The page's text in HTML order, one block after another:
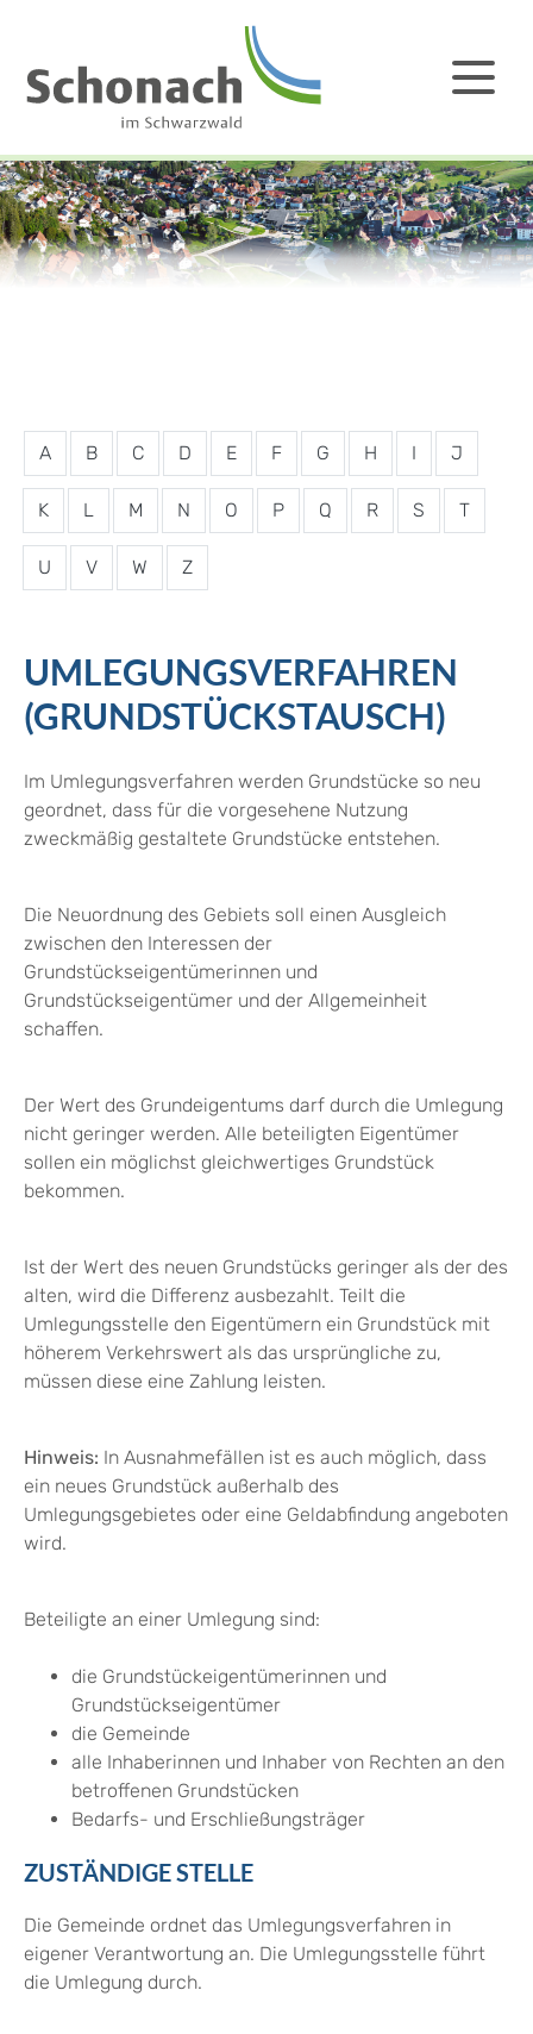
A B C D E F G H I J
K L M N O P Q R S T
U V W Z
UMLEGUNGSVERFAHREN
(GRUNDSTÜCKSTAUSCH)
Im Umlegungsverfahren werden Grundstücke so neu
geordnet, dass für die vorgesehene Nutzung
zweckmäßig gestaltete Grundstücke entstehen.
Die Neuordnung des Gebiets soll einen Ausgleich
zwischen den Interessen der
Grundstückseigentümerinnen und
Grundstückseigentümer und der Allgemeinheit
schaffen.
Der Wert des Grundeigentums darf durch die Umlegung
nicht geringer werden. Alle beteiligten Eigentümer
sollen ein möglichst gleichwertiges Grundstück
bekommen.
Ist der Wert des neuen Grundstücks geringer als der des
alten, wird die Differenz ausbezahlt. Teilt die
Umlegungsstelle den Eigentümern ein Grundstück mit
höherem Verkehrswert als das ursprüngliche zu,
müssen diese eine Zahlung leisten.
Hinweis: In Ausnahmefällen ist es auch möglich, dass
ein neues Grundstück außerhalb des
Umlegungsgebietes oder eine Geldabfindung angeboten
wird.
Beteiligte an einer Umlegung sind:
die Grundstückeigentümerinnen und
Grundstückseigentümer
die Gemeinde
alle Inhaberinnen und Inhaber von Rechten an den
betroffenen Grundstücken
Bedarfs- und Erschließungsträger
ZUSTÄNDIGE STELLE
Die Gemeinde ordnet das Umlegungsverfahren in
eigener Verantwortung an. Die Umlegungsstelle führt
die Umlegung durch.